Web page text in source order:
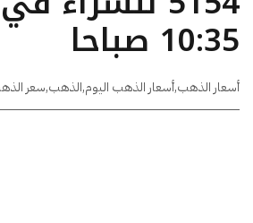
10:35 صباحا
أسعار الذهب,أسعار الذهب اليوم,الذهب,سعر